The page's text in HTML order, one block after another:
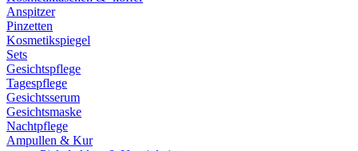
Anspitzer
Pinzetten
Kosmetikspiegel
Sets
Gesichtspflege
Tagespflege
Gesichtsserum
Gesichtsmaske
Nachtpflege
Ampullen & Kur